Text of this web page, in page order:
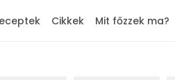
Cikkek Mit főzzek ma?